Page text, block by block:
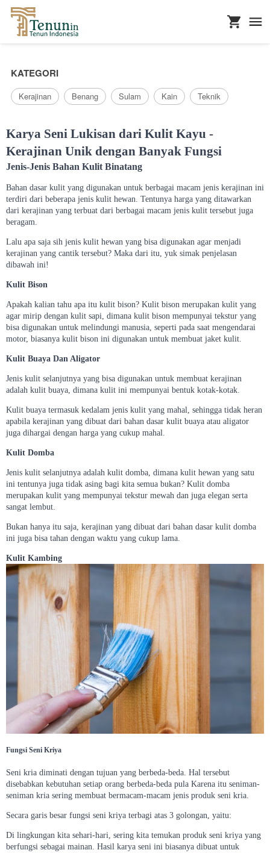
KATEGORI
Kerajinan Benang Sulam Kain Teknik
Karya Seni Lukisan dari Kulit Kayu -
Kerajinan Unik dengan Banyak Fungsi
Jenis-Jenis Bahan Kulit Binatang
Bahan dasar kulit yang digunakan untuk berbagai macam jenis kerajinan ini
terdiri dari beberapa jenis kulit hewan. Tentunya harga yang ditawarkan
dari kerajinan yang terbuat dari berbagai macam jenis kulit tersebut juga
beragam.
Lalu apa saja sih jenis kulit hewan yang bisa digunakan agar menjadi
kerajinan yang cantik tersebut? Maka dari itu, yuk simak penjelasan
dibawah ini!
Kulit Bison
Apakah kalian tahu apa itu kulit bison? Kulit bison merupakan kulit yang
agar mirip dengan kulit sapi, dimana kulit bison mempunyai tekstur yang
bisa digunakan untuk melindungi manusia, seperti pada saat mengendarai
motor, biasanya kulit bison ini digunakan untuk membuat jaket kulit.
Kulit Buaya Dan Aligator
Jenis kulit selanjutnya yang bisa digunakan untuk membuat kerajinan
adalah kulit buaya, dimana kulit ini mempunyai bentuk kotak-kotak.
Kulit buaya termasuk kedalam jenis kulit yang mahal, sehingga tidak heran
apabila kerajinan yang dibuat dari bahan dasar kulit buaya atau aligator
juga dihargai dengan harga yang cukup mahal.
Kulit Domba
Jenis kulit selanjutnya adalah kulit domba, dimana kulit hewan yang satu
ini tentunya juga tidak asing bagi kita semua bukan? Kulit domba
merupakan kulit yang mempunyai tekstur mewah dan juga elegan serta
sangat lembut.
Bukan hanya itu saja, kerajinan yang dibuat dari bahan dasar kulit domba
ini juga bisa tahan dengan waktu yang cukup lama.
Kulit Kambing
Fungsi Seni Kriya
Seni kria diminati dengan tujuan yang berbeda-beda. Hal tersebut
disebabkan kebutuhan setiap orang berbeda-beda pula Karena itu seniman-
seniman kria sering membuat bermacam-macam jenis produk seni kria.
Secara garis besar fungsi seni kriya terbagi atas 3 golongan, yaitu:
Di lingkungan kita sehari-hari, sering kita temukan produk seni kriya yang
berfungsi sebagai mainan. Hasil karya seni ini biasanya dibuat untuk